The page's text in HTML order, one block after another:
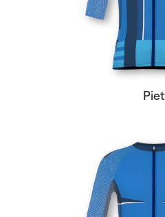
Piet